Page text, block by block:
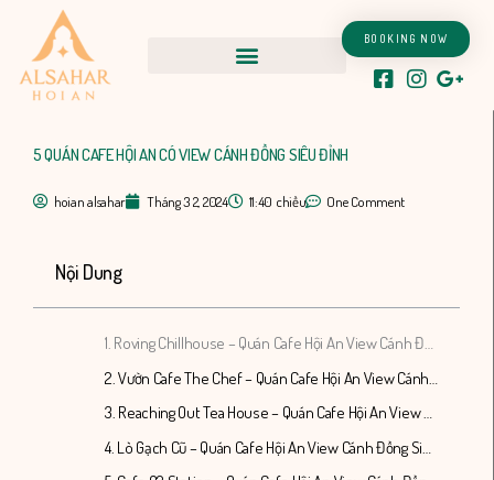
dung
BOOKING NOW
5 QUÁN CAFE HỘI AN CÓ VIEW CÁNH ĐỒNG SIÊU ĐỈNH
hoian alsahar Tháng 3 2, 2024 11:40 chiều One Comment
Nội Dung
1. Roving Chillhouse – Quán Cafe Hội An View Cánh Đồng Siêu Đỉnh
2. Vườn Cafe The Chef – Quán Cafe Hội An View Cánh Đồng Siêu Đỉnh
3. Reaching Out Tea House – Quán Cafe Hội An View Cánh Đồng Siêu Đỉnh
4. Lò Gạch Cũ – Quán Cafe Hội An View Cánh Đồng Siêu Đỉnh